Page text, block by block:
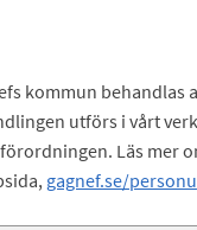
kommun
utförs i vårt
Läs mer
gagnef.se/